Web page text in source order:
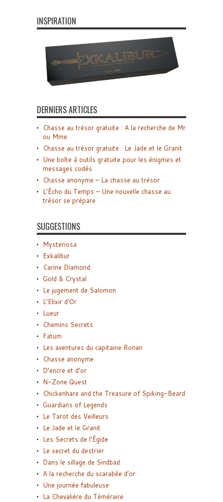
INSPIRATION
DERNIERS ARTICLES
Chasse au trésor gratuite : A la recherche de Mr
ou Mme
Chasse au trésor gratuite : Le Jade et le Granit
Une boîte à outils gratuite pour les énigmes et
messages codés
Chasse anonyme – La chasse au trésor
L’Écho du Temps – Une nouvelle chasse au
trésor se prépare
SUGGESTIONS
Mysteriosa
Exkalibur
Carine Diamond
Gold & Crystal
Le jugement de Salomon
L’Elixir d’Or
Lueur
Chemins Secrets
Fatum
Les aventures du capitaine Ronan
Chasse anonyme
D’encre et d’or
N-Zone Quest
Chickenhare and the Treasure of Spiking-Beard
Guardians of Legends
Le Tarot des Veilleurs
Le Jade et le Granit
Les Secrets de l’Égide
Le secret du destrier
Dans le sillage de Sindbad
A la recherche du scarabée d’or
Une journée fabuleuse
La Chevalière du Téméraire